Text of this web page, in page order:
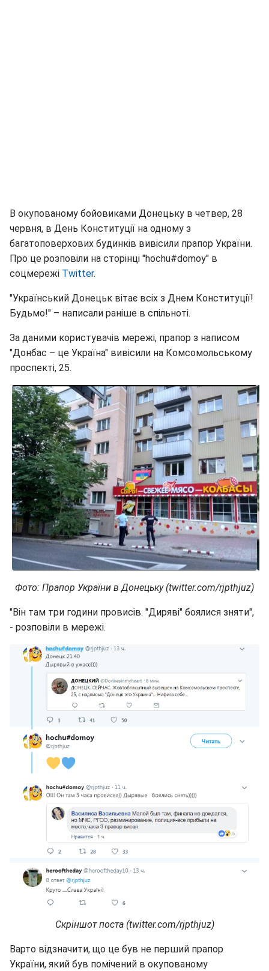
В окупованому бойовиками Донецьку в четвер, 28
червня, в День Конституції на одному з
багатоповерхових будинків вивісили прапор України.
Про це розповіли на сторінці "hochu#domoy" в
соцмережі Twitter.
"Український Донецьк вітає всіх з Днем Конституції!
Будьмо!" – написали раніше в спільноті.
За даними користувачів мережі, прапор з написом
"Донбас – це Україна" вивісили на Комсомольському
проспекті, 25.
Фото: Прапор України в Донецьку (twitter.com/rjpthjuz)
"Він там три години провисів. "Диряві" боялися зняти",
- розповіли в мережі.
Скріншот поста (twitter.com/rjpthjuz)
Варто відзначити, що це був не перший прапор
України, який був помічений в окупованому